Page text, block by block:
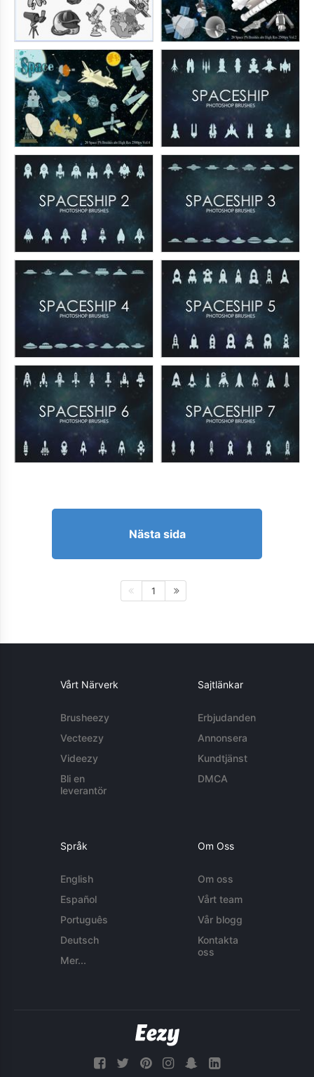
Nästa sida
1
Vårt Närverk
Brusheezy
Vecteezy
Videezy
Bli en
leverantör
Sajtlänkar
Erbjudanden
Annonsera
Kundtjänst
DMCA
Språk
English
Español
Português
Deutsch
Mer...
Om Oss
Om oss
Vårt team
Vår blogg
Kontakta
oss